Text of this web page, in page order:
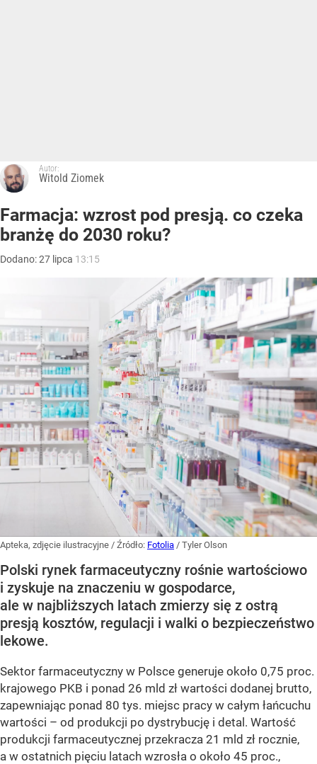
Autor:
Witold Ziomek
Farmacja: wzrost pod presją. co czeka
branżę do 2030 roku?
Dodano:27 lipca 13:15
Apteka, zdjęcie ilustracyjne / Źródło: Fotolia / Tyler Olson
Polski rynek farmaceutyczny rośnie wartościowo
i zyskuje na znaczeniu w gospodarce,
ale w najbliższych latach zmierzy się z ostrą
presją kosztów, regulacji i walki o bezpieczeństwo
lekowe.
Sektor farmaceutyczny w Polsce generuje około 0,75 proc.
krajowego PKB i ponad 26 mld zł wartości dodanej brutto,
zapewniając ponad 80 tys. miejsc pracy w całym łańcuchu
wartości – od produkcji po dystrybucję i detal. Wartość
produkcji farmaceutycznej przekracza 21 mld zł rocznie,
a w ostatnich pięciu latach wzrosła o około 45 proc.,